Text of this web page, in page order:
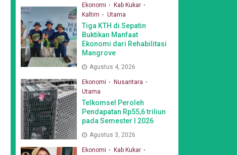
Ekonomi
Kab Kukar
Kaltim
Utama
Tiga KTH di Sepatin
Buktikan Manfaat
Ekonomi dari Rehabilitasi
Mangrove
Agustus 4, 2026
Ekonomi
Nusantara
Utama
Telkomsel Peroleh
Pendapatan Rp55,6 triliun
pada Semester I 2026
Agustus 3, 2026
Ekonomi
Kab Kukar